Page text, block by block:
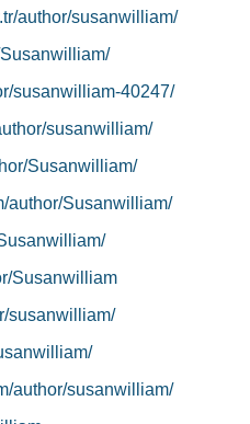
author/susanwilliam/
susanwilliam-40247/
susanwilliam/
Susanwilliam/
author/Susanwilliam/
Susanwilliam
susanwilliam/
author/susanwilliam/